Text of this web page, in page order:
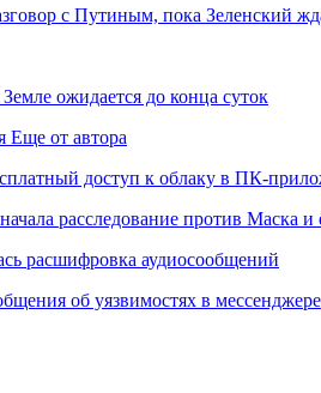
с Путиным, пока Зеленский
ожидается до конца суток
Еще от автора
доступ к облаку в ПК-
расследование против Маска
расшифровка аудиосообщений
об уязвимостях в мессенджере